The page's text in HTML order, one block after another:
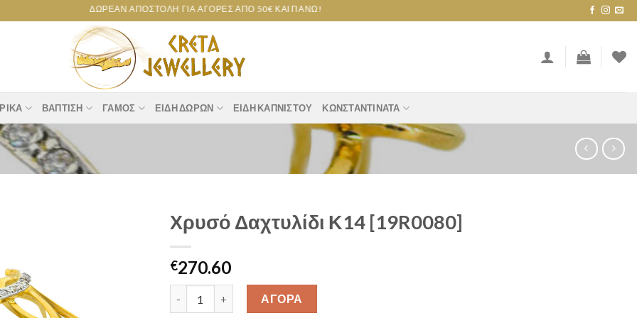
ΔΩΡΕΆΝ ΑΠΟΣΤΟΛΉ ΓΙΑ ΑΓΟΡΈΣ ΑΠΌ 50€ ΚΑΙ ΠΆΝΩ!
ΒΆΠΤΙΣΗ ΓΆΜΟΣ ΕΊΔΗ ΔΏΡΩΝ ΕΊΔΗ ΚΑΠΝΙΣΤΟΎ ΚΩΝΣΤΑΝΤΙΝΆΤΑ
Χρυσό Δαχτυλίδι Κ14 [19R0080]
€270.60
Χρυσό Δαχτυλίδι Κ14 [19R0080] quantity
ΑΓΟΡΑ